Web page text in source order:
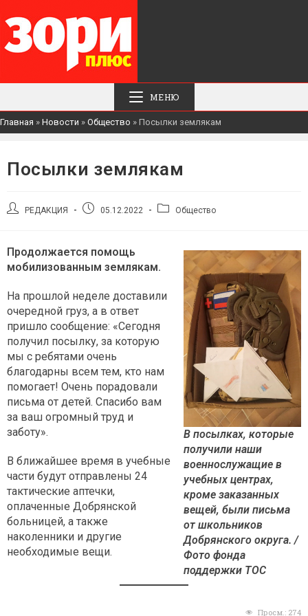
МЕНЮ
Главная » Новости » Общество » Посылки землякам
Посылки землякам
АвторРЕДАКЦИЯ
Запись05.12.2022
РубрикаОбщество
В посылках, которые
получили наши
военнослужащие в
учебных центрах,
кроме заказанных
вещей, были письма
от школьников
Добрянского округа. /
Фото фонда
поддержки ТОС
Продолжается помощь
мобилизованным землякам.
На прошлой неделе доставили
очередной груз, а в ответ
пришло сообщение: «Сегодня
получил посылку, за которую
мы с ребятами очень
благодарны всем тем, кто нам
помогает! Очень порадовали
письма от детей. Спасибо вам
за ваш огромный труд и
заботу».
В ближайшее время в учебные
части будут отправлены 24
тактические аптечки,
оплаченные Добрянской
больницей, а также
наколенники и другие
необходимые вещи.
Просм.: 274